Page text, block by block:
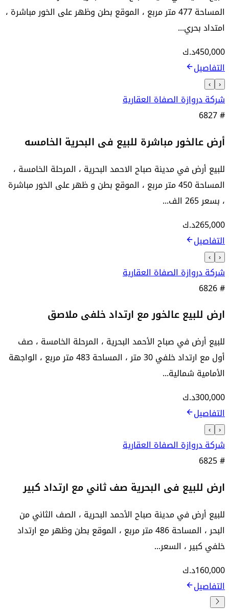
المساحة 477 متر مربع ، الموقع بطن وظهر على الخور مباشرة ،
امتداد بحري...
450,000د.ك
التفاصيل
‹
›
شركة دروازة الصفاة العقارية
6827#
أرض عالخور مباشرة للبيع فى البحرية الخامسه
للبيع أرض في مدينة صباح الاحمد البحرية ، المرحلة الخامسة ،
المساحة 450 متر مربع ، الموقع بطن و ظهر على الخور مباشرة
، بسعر 265 الف...
265,000د.ك
التفاصيل
‹
›
شركة دروازة الصفاة العقارية
6826#
ارض للبيع عالخور مع ارتداد خلفى ملاصق
للبيع أرض في صباح الأحمد البحرية ، المرحلة الخامسة ، صف
أول مع ارتداد خلفي 30 متر ، المساحة 483 متر مربع ، الواجهة
الأمامية شمالية...
300,000د.ك
التفاصيل
‹
›
شركة دروازة الصفاة العقارية
6825#
ارض للبيع فى البحرية صف ثاني مع ارتداد كبير
للبيع أرض في مدينة صباح الأحمد البحرية ، الصف الثاني من
البحر ، المساحة 486 متر مربع ، الموقع بطن وظهر مع ارتداد
خلفي كبير ، السعر...
160,000د.ك
التفاصيل